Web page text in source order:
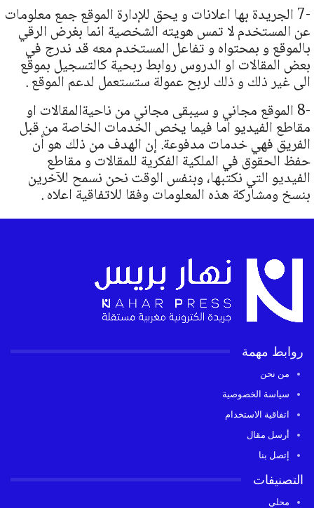
-7 الجريدة بها اعلانات و يحق للإدارة الموقع جمع معلومات
عن المستخدم لا تمس هويته الشخصية انما بغرض الرقي
بالموقع و بمحتواه و تفاعل المستخدم معه قد ندرج في
بعض المقالات او الدروس روابط ربحية كالتسجيل بموقع
الى غير ذلك و ذلك لربح عمولة ستستعمل لدعم الموقع .
-8 الموقع مجاني و سيبقى مجاني من ناحيةالمقالات او
مقاطع الفيديو اما فيما يخص الخدمات الخاصة من قبل
الفريق فهي خدمات مدفوعة. إن الهدف من ذلك هو أن
حفظ الحقوق في الملكية الفكرية للمقالات و مقاطع
الفيديو التي نكتبها، وبنفس الوقت نحن نسمح للآخرين
بنسخ ومشاركة هذه المعلومات وفقا للاتفاقية اعلاه .
روابط مهمة
من نحن
سياسة الخصوصية
اتفاقية الاستخدام
أرسل مقال
إتصل بنا
التصنيفات
محلي